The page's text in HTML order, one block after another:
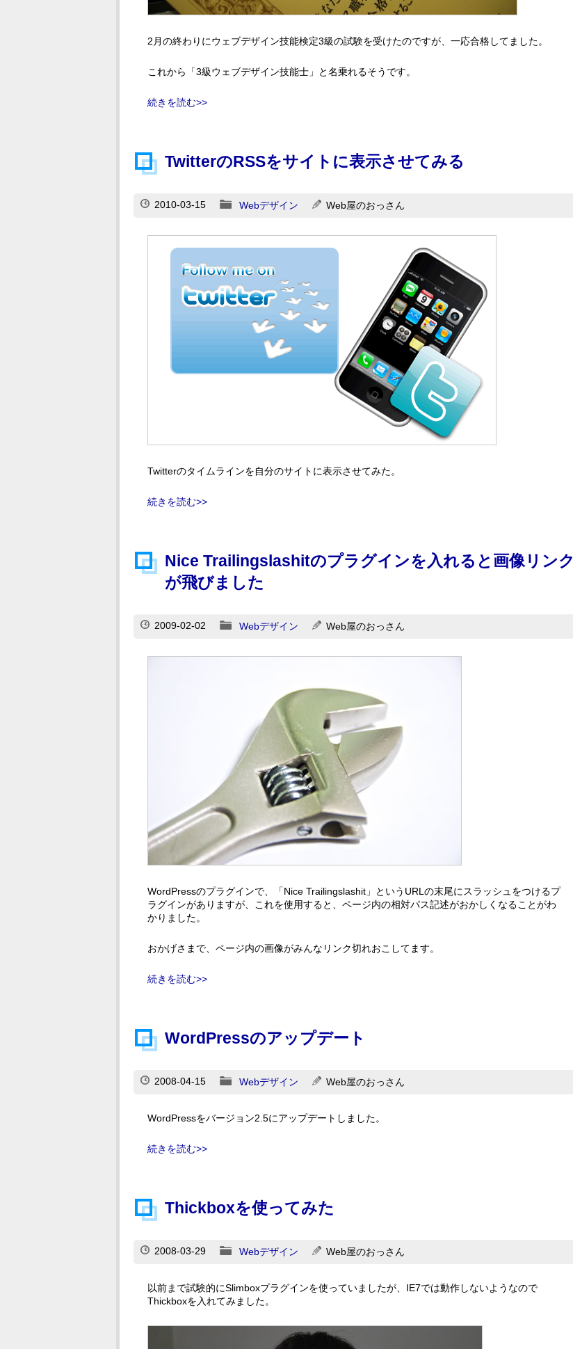
2月の終わりにウェブデザイン技能検定3級の試験を受けたのですが、一応合格してました。
これから「3級ウェブデザイン技能士」と名乗れるそうです。
続きを読む>>
TwitterのRSSをサイトに表示させてみる
2010-03-15 Webデザイン Web屋のおっさん
Twitterのタイムラインを自分のサイトに表示させてみた。
続きを読む>>
Nice Trailingslashitのプラグインを入れると画像リンク
が飛びました
2009-02-02 Webデザイン Web屋のおっさん
WordPressのプラグインで、「Nice Trailingslashit」というURLの末尾にスラッシュをつけるプ
ラグインがありますが、これを使用すると、ページ内の相対パス記述がおかしくなることがわ
かりました。
おかげさまで、ページ内の画像がみんなリンク切れおこしてます。
続きを読む>>
WordPressのアップデート
2008-04-15 Webデザイン Web屋のおっさん
WordPressをバージョン2.5にアップデートしました。
続きを読む>>
Thickboxを使ってみた
2008-03-29 Webデザイン Web屋のおっさん
以前まで試験的にSlimboxプラグインを使っていましたが、IE7では動作しないようなので
Thickboxを入れてみました。